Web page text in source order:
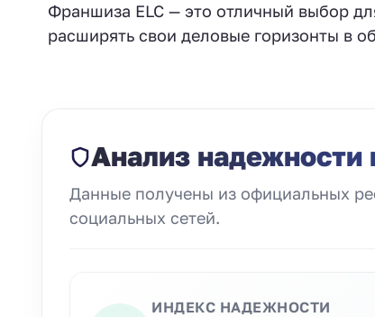
Франшиза ELC — это отличный выбор
расширять свои деловые горизонты в
Анализ надежности
Данные получены из официальных
социальных сетей.
ИНДЕКС НАДЕЖНОСТИ